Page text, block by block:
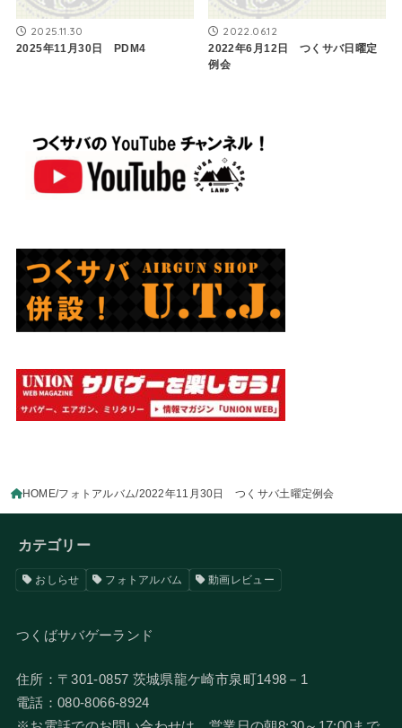
2025.11.30
2025年11月30日 PDM4
2022.06.12
2022年6月12日 つくサバ日曜定
例会
HOME フォトアルバム 2022年11月30日 つくサバ土曜定例会
カテゴリー
おしらせ フォトアルバム 動画レビュー
つくばサバゲーランド
住所：〒301-0857 茨城県龍ケ崎市泉町1498－1
電話：080-8066-8924